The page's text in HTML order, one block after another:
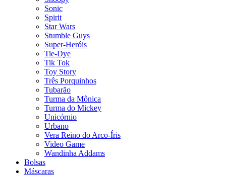
Sonic
Spirit
Star Wars
Stumble Guys
Super-Heróis
Tie-Dye
Tik Tok
Toy Story
Três Porquinhos
Tubarão
Turma da Mônica
Turma do Mickey
Unicórnio
Urbano
Vera Reino do Arco-Íris
Video Game
Wandinha Addams
Bolsas
Máscaras